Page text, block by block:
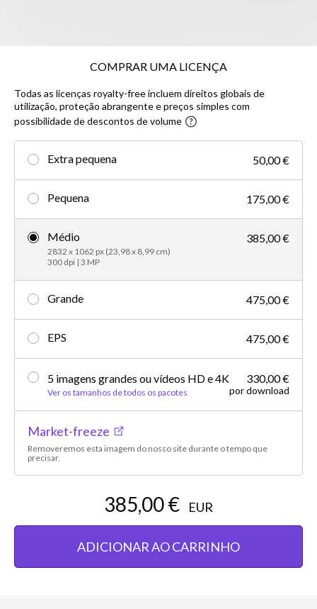
COMPRAR UMA LICENÇA
Todas as licenças royalty-free incluem direitos globais de
utilização, proteção abrangente e preços simples com
possibilidade de descontos de volume
Extra pequena 50,00 €
Pequena 175,00 €
Médio
2832 x 1062 px (23,98 x 8,99 cm)
300 dpi | 3 MP
385,00 €
Grande 475,00 €
EPS 475,00 €
5 imagens grandes ou vídeos HD e 4K
Ver os tamanhos de todos os pacotes
330,00 €
por download
Market-freeze
Removeremos esta imagem do nosso site durante o tempo que
precisar.
385,00 € EUR
ADICIONAR AO CARRINHO